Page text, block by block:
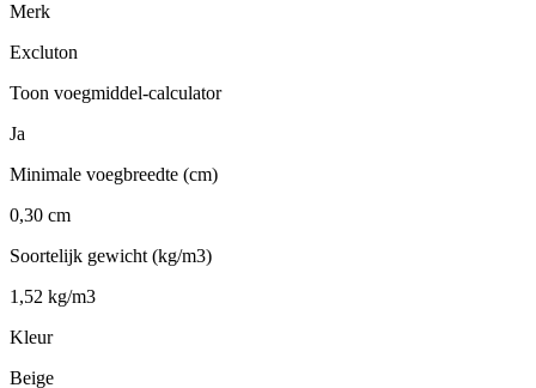
Merk
Excluton
Toon voegmiddel-calculator
Ja
Minimale voegbreedte (cm)
0,30 cm
Soortelijk gewicht (kg/m3)
1,52 kg/m3
Kleur
Beige